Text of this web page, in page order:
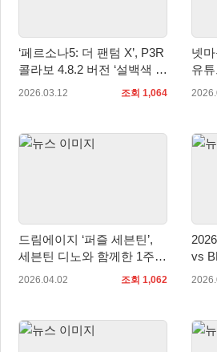
‘페르소나5: 더 팬텀 X’, P3R
콜라보 4.8.2 버전 ‘설백색 충
견의 포효’ 3월 12일 업데이
2026.03.12 조회 1,064
넷마
유
담’
드림에이지 ‘퍼즐 세븐틴’,
세븐틴 디노와 함께한 1주년
라이브 방송 성황리에 종료
2026.04.02 조회 1,062
vs
막